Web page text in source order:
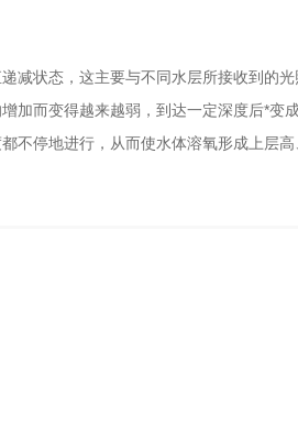
状态，这主要与不同水层所接收到的光
而变得越来越弱，到达一定深度后*变
不停地进行，从而使水体溶氧形成上层